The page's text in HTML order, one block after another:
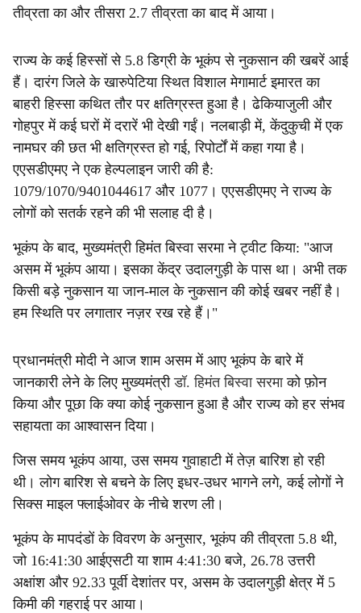
तीव्रता का और तीसरा 2.7 तीव्रता का बाद में आया।
राज्य के कई हिस्सों से 5.8 डिग्री के भूकंप से नुकसान की खबरें आई
हैं। दारंग जिले के खारुपेटिया स्थित विशाल मेगामार्ट इमारत का
बाहरी हिस्सा कथित तौर पर क्षतिग्रस्त हुआ है। ढेकियाजुली और
गोहपुर में कई घरों में दरारें भी देखी गईं। नलबाड़ी में, केंदुकुची में एक
नामघर की छत भी क्षतिग्रस्त हो गई, रिपोर्टों में कहा गया है।
एएसडीएमए ने एक हेल्पलाइन जारी की है:
1079/1070/9401044617 और 1077। एएसडीएमए ने राज्य के
लोगों को सतर्क रहने की भी सलाह दी है।
भूकंप के बाद, मुख्यमंत्री हिमंत बिस्वा सरमा ने ट्वीट किया: "आज
असम में भूकंप आया। इसका केंद्र उदालगुड़ी के पास था। अभी तक
किसी बड़े नुकसान या जान-माल के नुकसान की कोई खबर नहीं है।
हम स्थिति पर लगातार नज़र रख रहे हैं।"
प्रधानमंत्री मोदी ने आज शाम असम में आए भूकंप के बारे में
जानकारी लेने के लिए मुख्यमंत्रीडॉ. हिमंत बिस्वा सरमाको फ़ोन
किया और पूछा कि क्या कोई नुकसान हुआ है और राज्य को हर संभव
सहायता का आश्वासन दिया।
जिस समय भूकंप आया, उस समय गुवाहाटी में तेज़ बारिश हो रही
थी। लोग बारिश से बचने के लिए इधर-उधर भागने लगे, कई लोगों ने
सिक्स माइल फ्लाईओवर के नीचे शरण ली।
भूकंप के मापदंडों के विवरण के अनुसार, भूकंप की तीव्रता 5.8 थी,
जो 16:41:30 आईएसटी या शाम 4:41:30 बजे, 26.78 उत्तरी
अक्षांश और 92.33 पूर्वी देशांतर पर, असम के उदालगुड़ी क्षेत्र में 5
किमी की गहराई पर आया।